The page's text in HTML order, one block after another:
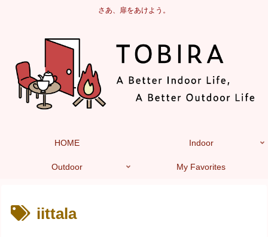
さあ、扉をあけよう。
HOME Indoor
Outdoor My Favorites
iittala